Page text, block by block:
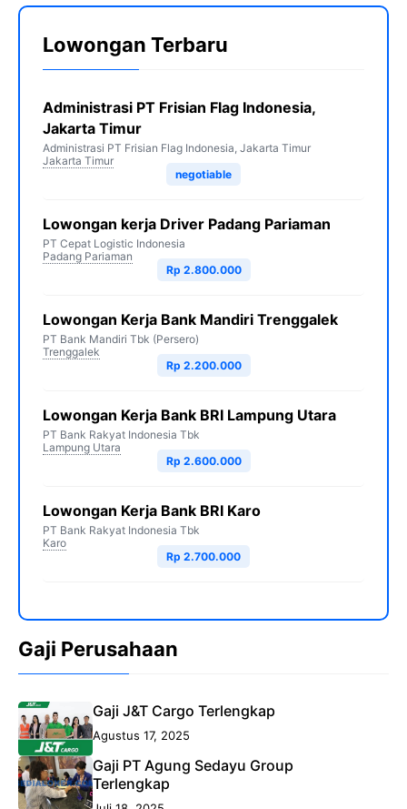
Lowongan Terbaru
Administrasi PT Frisian Flag Indonesia,
Jakarta Timur
Administrasi PT Frisian Flag Indonesia, Jakarta Timur
Jakarta Timur
negotiable
Lowongan kerja Driver Padang Pariaman
PT Cepat Logistic Indonesia
Padang Pariaman
Rp 2.800.000
Lowongan Kerja Bank Mandiri Trenggalek
PT Bank Mandiri Tbk (Persero)
Trenggalek
Rp 2.200.000
Lowongan Kerja Bank BRI Lampung Utara
PT Bank Rakyat Indonesia Tbk
Lampung Utara
Rp 2.600.000
Lowongan Kerja Bank BRI Karo
PT Bank Rakyat Indonesia Tbk
Karo
Rp 2.700.000
Gaji Perusahaan
Gaji J&T Cargo Terlengkap
Agustus 17, 2025
Gaji PT Agung Sedayu Group
Terlengkap